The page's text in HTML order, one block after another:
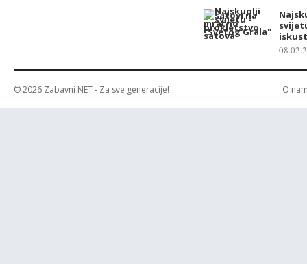
© 2026 Zabavni NET- Za sve generacije! O